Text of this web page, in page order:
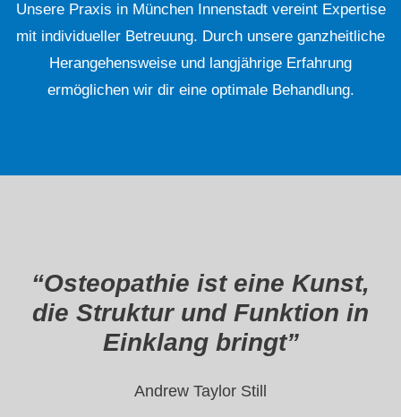
Unsere Praxis in München Innenstadt vereint Expertise
mit individueller Betreuung. Durch unsere ganzheitliche
Herangehensweise und langjährige Erfahrung
ermöglichen wir dir eine optimale Behandlung.
“Osteopathie ist eine Kunst,
die Struktur und Funktion in
Einklang bringt”
Andrew Taylor Still